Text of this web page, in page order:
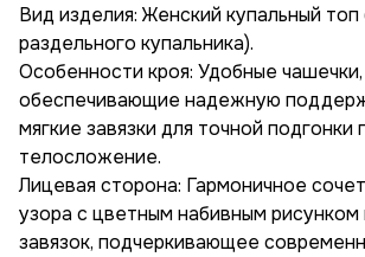
Вид изделия: Женский купальный топ
раздельного купальника).
Особенности кроя: Удобные чашечки,
обеспечивающие надежную
мягкие завязки для точной
телосложение.
Лицевая сторона: Гармоничное
узора с цветным набивным
завязок, подчеркивающее